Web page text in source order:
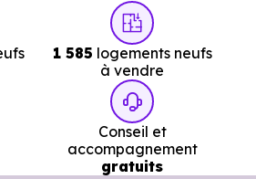
de :
dès le départ.
obsolètes.
pertinentes.
1 585 logements neufs
à vendre
Conseil et
accompagnement
gratuits